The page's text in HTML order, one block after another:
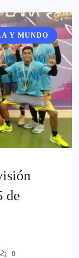
DEPORTES
Y MUNDO
de
0